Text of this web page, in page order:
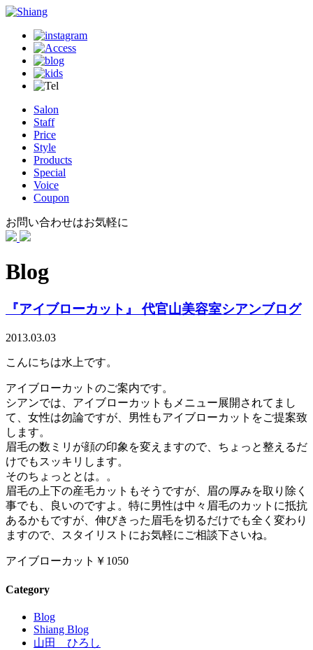
Salon
Staff
Price
Style
Products
Special
Voice
Coupon
お問い合わせはお気軽に
Blog
『アイブローカット』 代官山美容室シアンブログ
2013.03.03
こんにちは水上です。
アイブローカットのご案内です。
シアンでは、アイブローカットもメニュー展開されてまし
て、女性は勿論ですが、男性もアイブローカットをご提案致
します。
眉毛の数ミリが顔の印象を変えますので、ちょっと整えるだ
けでもスッキリします。
そのちょっととは。。
眉毛の上下の産毛カットもそうですが、眉の厚みを取り除く
事でも、良いのですよ。特に男性は中々眉毛のカットに抵抗
あるかもですが、伸びきった眉毛を切るだけでも全く変わり
ますので、スタイリストにお気軽にご相談下さいね。
アイブローカット￥1050
Category
Blog
Shiang Blog
山田 ひろし